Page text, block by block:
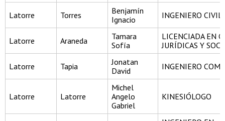
Latorre Torres
Benjamín
Ignacio
INGENIERO CIVIL
Latorre Araneda
Tamara
Sofía
LICENCIADA EN
JURÍDICAS Y
Latorre Tapia
Jonatan
David
INGENIERO
Latorre Latorre
Michel
Angelo
Gabriel
KINESIÓLOGO